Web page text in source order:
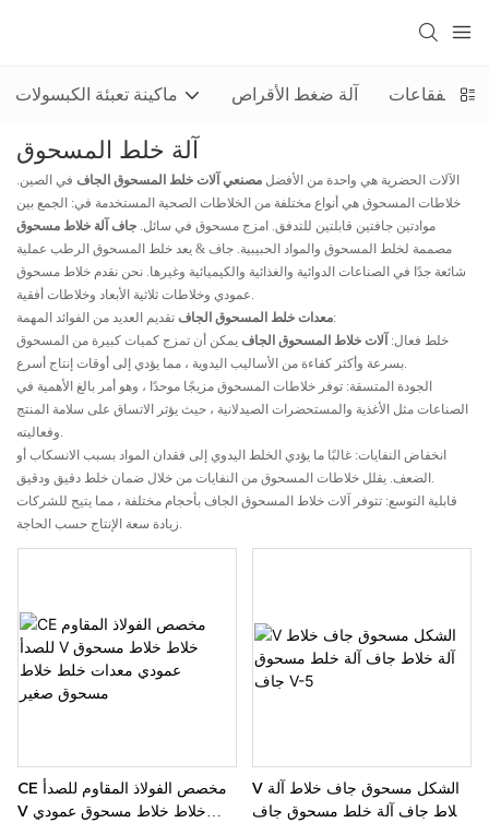
ماكينة تعبئة الكبسولات آلة ضغط الأقراص الفقاعات
آلة خلط المسحوق
الآلات الحضرية هي واحدة من الأفضل مصنعي آلات خلط المسحوق الجاف في الصين.
خلاطات المسحوق هي أنواع مختلفة من الخلاطات الصحية المستخدمة في: الجمع بين
موادتين جافتين قابلتين للتدفق. امزج مسحوق في سائل. جاف آلة خلاط مسحوق
مصممة لخلط المسحوق والمواد الحبيبية. جاف & يعد خلط المسحوق الرطب عملية
شائعة جدًا في الصناعات الدوائية والغذائية والكيميائية وغيرها. نحن نقدم خلاط مسحوق
عمودي وخلاطات ثلاثية الأبعاد وخلاطات أفقية.
معدات خلط المسحوق الجافتقديم العديد من الفوائد المهمة:
خلط فعال: آلات خلاط المسحوق الجاف يمكن أن تمزج كميات كبيرة من المسحوق
بسرعة وأكثر كفاءة من الأساليب اليدوية ، مما يؤدي إلى أوقات إنتاج أسرع.
الجودة المتسقة: توفر خلاطات المسحوق مزيجًا موحدًا ، وهو أمر بالغ الأهمية في
الصناعات مثل الأغذية والمستحضرات الصيدلانية ، حيث يؤثر الاتساق على سلامة المنتج
وفعاليته.
انخفاض النفايات: غالبًا ما يؤدي الخلط اليدوي إلى فقدان المواد بسبب الانسكاب أو
الضعف. يقلل خلاطات المسحوق من النفايات من خلال ضمان خلط دقيق ودقيق.
قابلية التوسع: تتوفر آلات خلاط المسحوق الجاف بأحجام مختلفة ، مما يتيح للشركات
زيادة سعة الإنتاج حسب الحاجة.
CE مخصص الفولاذ المقاوم للصدأ
V خلاط خلاط مسحوق عمودي
V الشكل مسحوق جاف خلاط آلة
خلاط جاف آلة خلط مسحوق جاف